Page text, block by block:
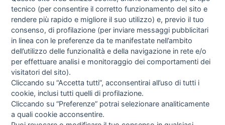
I libri Vedi tutti
tecnico (per consentire il corretto funzionamento del sito e
rendere più rapido e migliore il suo utilizzo) e, previo il tuo
consenso, di profilazione (per inviare messaggi pubblicitari
in linea con le preferenze da te manifestate nell’ambito
dell’utilizzo delle funzionalità e della navigazione in rete e/o
per effettuare analisi e monitoraggio dei comportamenti dei
visitatori del sito).
Cliccando su “Accetta tutti”, acconsentirai all’uso di tutti i
cookie, inclusi tutti quelli di profilazione.
Cliccando su “Preferenze” potrai selezionare analiticamente
a quali cookie acconsentire.